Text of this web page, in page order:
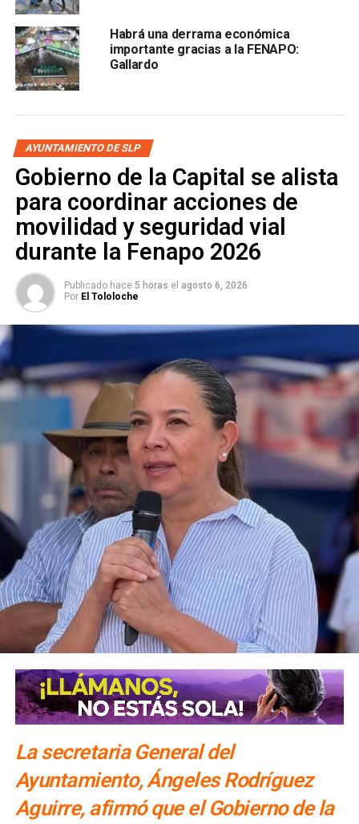
drenes y alcantarillas. Estas labores continuarán durante la
noche, como parte de un operativo preventivo ante el
pronóstico de más precipitaciones.
La Unidad de Gestión del Centro Histórico reportó que la
por cuadrillas de guardia.
Las autoridades municipales llamaron a la ciudadanía a
extremar precauciones, evitar pasos a desnivel y
mantenerse atenta a los avisos oficiales.
Habrá una derrama económica
importante gracias a la FENAPO:
Gallardo
AYUNTAMIENTO DE SLP
Gobierno de la Capital se alista
para coordinar acciones de
movilidad y seguridad vial
durante la Fenapo 2026
Publicado hace 5 horas el agosto 6, 2026
Por El Tololoche
La secretaria General del
Ayuntamiento, Ángeles Rodríguez
Aguirre, afirmó que el Gobierno de la